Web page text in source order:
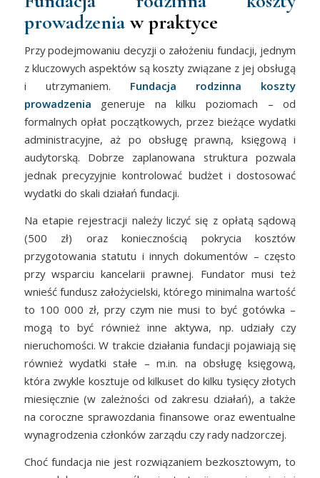
prowadzeniaw praktyce
Przy podejmowaniu decyzji o założeniu fundacji, jednym
z kluczowych aspektów są koszty związane z jej obsługą
i utrzymaniem. Fundacja rodzinna koszty
prowadzenia generuje na kilku poziomach – od
formalnych opłat początkowych, przez bieżące wydatki
administracyjne, aż po obsługę prawną, księgową i
audytorską. Dobrze zaplanowana struktura pozwala
jednak precyzyjnie kontrolować budżet i dostosować
wydatki do skali działań fundacji.
Na etapie rejestracji należy liczyć się z opłatą sądową
(500 zł) oraz koniecznością pokrycia kosztów
przygotowania statutu i innych dokumentów – często
przy wsparciu kancelarii prawnej. Fundator musi też
wnieść fundusz założycielski, którego minimalna wartość
to 100 000 zł, przy czym nie musi to być gotówka –
mogą to być również inne aktywa, np. udziały czy
nieruchomości. W trakcie działania fundacji pojawiają się
również wydatki stałe – m.in. na obsługę księgową,
która zwykle kosztuje od kilkuset do kilku tysięcy złotych
miesięcznie (w zależności od zakresu działań), a także
na coroczne sprawozdania finansowe oraz ewentualne
wynagrodzenia członków zarządu czy rady nadzorczej.
Choć fundacja nie jest rozwiązaniem bezkosztowym, to